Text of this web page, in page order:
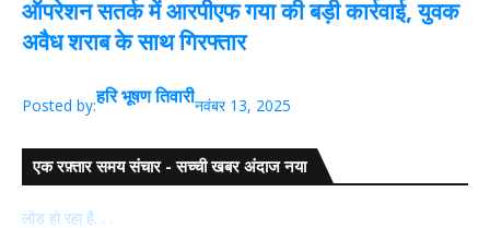
ऑपरेशन सतर्क में आरपीएफ गया की बड़ी कार्रवाई, युवक
अवैध शराब के साथ गिरफ्तार
Posted by:हरि भूषण तिवारीनवंबर 13, 2025
एक रफ़्तार समय संचार - सच्ची खबर अंदाज नया
लोड हो रहा है. . .